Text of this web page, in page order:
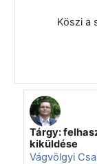
Köszi a
Válasz erre:
Tárgy:
kiküldése
Vágvölgyi